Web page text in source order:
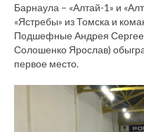
Барнаула – «Алтай-1» и
«Ястребы» из Томска и
Подшефные Андрея
Солошенко Ярослав)
первое место.